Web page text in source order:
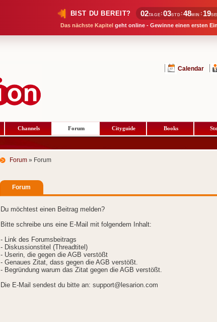
BIST DU BEREIT? 02TAGE :03STD :48MIN : 19
Das nächste Kapitel geht online - Gewinne einen ersten
Calendar
Channels Forum Cityguide Books
Forum » Forum
Forum
Du möchtest einen Beitrag melden?
Bitte schreibe uns eine E-Mail mit folgendem Inhalt:
- Link des Forumsbeitrags
- Diskussionstitel (Threadtitel)
- Userin, die gegen die AGB verstößt
- Genaues Zitat, dass gegen die AGB verstößt.
- Begründung warum das Zitat gegen die AGB verstößt.
Die E-Mail sendest du bitte an: support@lesarion.com